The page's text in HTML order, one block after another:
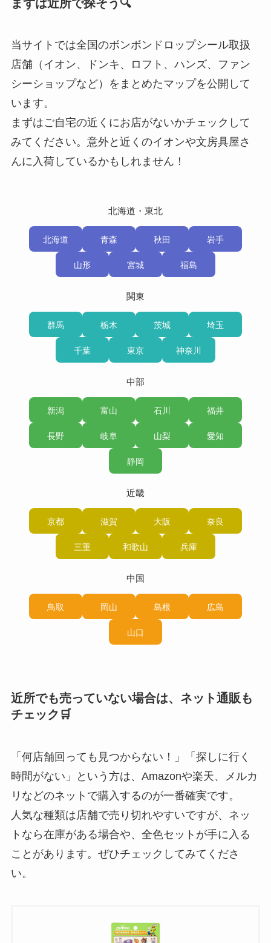
まずは近所で探そう🔍
当サイトでは全国のボンボンドロップシール取扱
店舗（イオン、ドンキ、ロフト、ハンズ、ファン
シーショップなど）をまとめたマップを公開して
います。
まずはご自宅の近くにお店がないかチェックして
みてください。意外と近くのイオンや文房具屋さ
んに入荷しているかもしれません！
北海道・東北
北海道 青森 秋田 岩手
山形 宮城 福島
関東
群馬 栃木 茨城 埼玉
千葉 東京 神奈川
中部
新潟 富山 石川 福井
長野 岐阜 山梨 愛知
静岡
近畿
京都 滋賀 大阪 奈良
三重 和歌山 兵庫
中国
鳥取 岡山 島根 広島
山口
近所でも売っていない場合は、ネット通販も
チェック🛒
「何店舗回っても見つからない！」「探しに行く
時間がない」という方は、Amazonや楽天、メルカ
リなどのネットで購入するのが一番確実です。
人気な種類は店舗で売り切れやすいですが、ネッ
トなら在庫がある場合や、全色セットが手に入る
ことがあります。ぜひチェックしてみてくださ
い。